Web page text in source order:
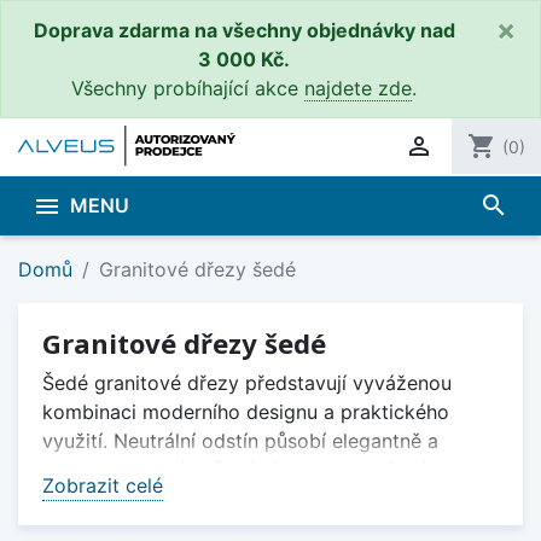
Doprava zdarma na všechny objednávky nad
3 000 Kč.
Všechny probíhající akce najdete zde.
×
 shopping_cart (0)
 MENU search
Domů Granitové dřezy šedé
Granitové dřezy šedé
Zobrazit celé
Šedé granitové dřezy představují vyváženou
kombinaci moderního designu a praktického
využití. Neutrální odstín působí elegantně a
linek, pracovních desek i kuchyňských baterií.
Granitový kompozit zajišťuje vysokou odolnost